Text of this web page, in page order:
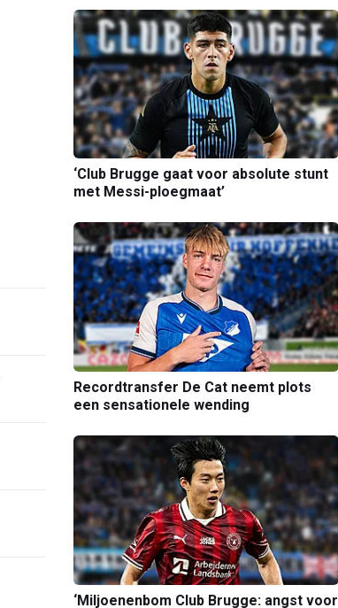
‘Club Brugge gaat voor absolute stunt
met Messi-ploegmaat’
Recordtransfer De Cat neemt plots
een sensationele wending
‘Miljoenenbom Club Brugge: angst voor